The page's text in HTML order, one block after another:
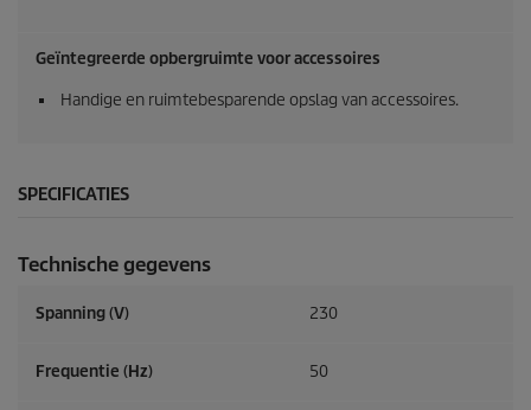
Geïntegreerde opbergruimte voor accessoires
Handige en ruimtebesparende opslag van accessoires.
SPECIFICATIES
Technische gegevens
Spanning (V) 230
Frequentie (Hz) 50